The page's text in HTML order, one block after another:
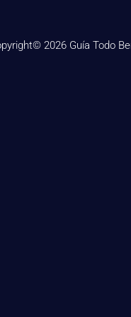
2026 Guía Todo